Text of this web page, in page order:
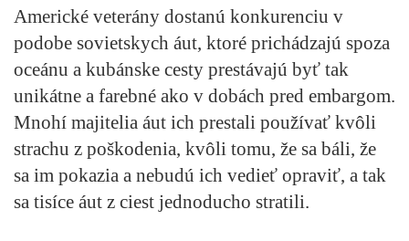
Americké veterány dostanú konkurenciu v
podobe sovietskych áut, ktoré prichádzajú spoza
oceánu a kubánske cesty prestávajú byť tak
unikátne a farebné ako v dobách pred embargom.
Mnohí majitelia áut ich prestali používať kvôli
strachu z poškodenia, kvôli tomu, že sa báli, že
sa im pokazia a nebudú ich vedieť opraviť, a tak
sa tisíce áut z ciest jednoducho stratili.